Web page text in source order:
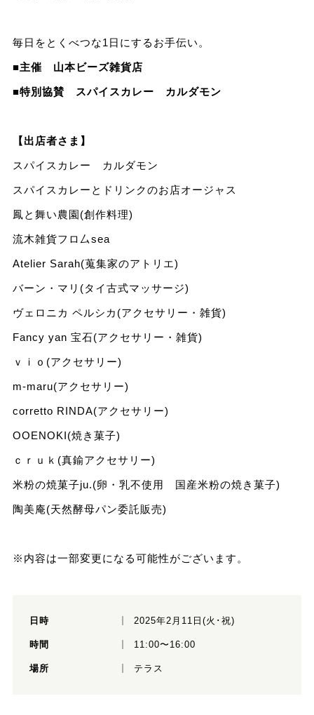
毎日をとくべつな1日にするお手伝い。
■主催 山本ビーズ雑貨店
■特別協賛 スパイスカレー カルダモン
【出店者さま】
スパイスカレー カルダモン
スパイスカレーとドリンクのお店オージャス
鳳と舞い農園(創作料理)
流木雑貨フロ厶sea
Atelier Sarah(蒐集家のアトリエ)
バーン・マリ(タイ古式マッサージ)
ヴェロニカ ペルシカ(アクセサリー・雑貨)
Fancy yan 宝石(アクセサリー・雑貨)
ｖｉｏ(アクセサリー)
m-maru(アクセサリー)
corretto RINDA(アクセサリー)
OOENOKI(焼き菓子)
ｃｒｕｋ(真鍮アクセサリー)
米粉の焼菓子ju.(卵・乳不使用 国産米粉の焼き菓子)
陶美庵(天然酵母パン委託販売)
※内容は一部変更になる可能性がございます。
日時 2025年2月11日(火･祝)
時間 11:00〜16:00
場所 テラス